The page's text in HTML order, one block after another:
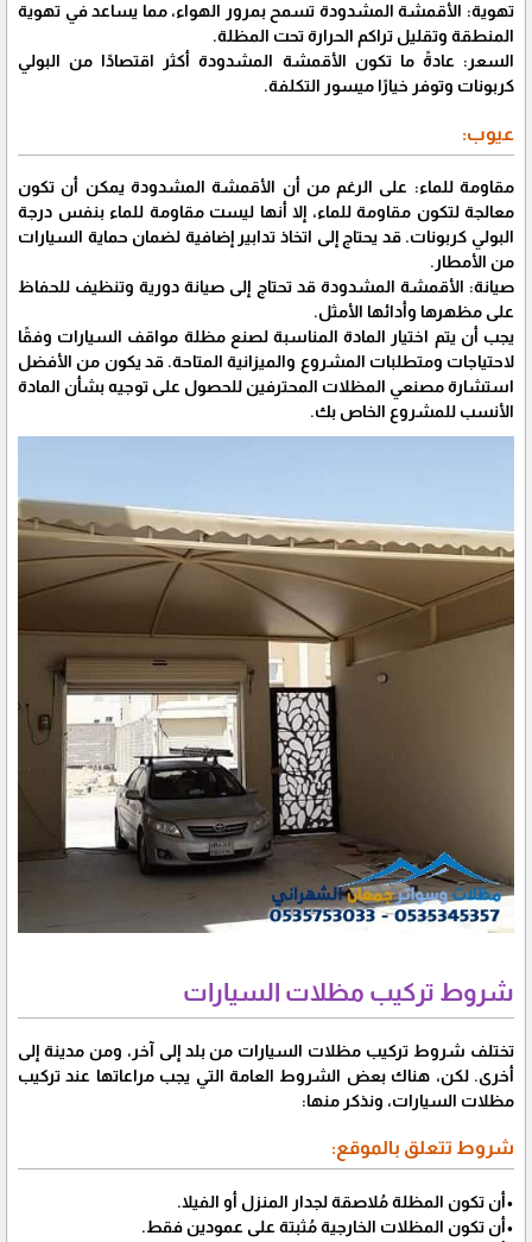
تهوية: الأقمشة المشدودة تسمح بمرور الهواء، مما يساعد في تهوية
المنطقة وتقليل تراكم الحرارة تحت المظلة.
السعر: عادةً ما تكون الأقمشة المشدودة أكثر اقتصادًا من البولي
كربونات وتوفر خيارًا ميسور التكلفة.
عيوب:
مقاومة للماء: على الرغم من أن الأقمشة المشدودة يمكن أن تكون
معالجة لتكون مقاومة للماء، إلا أنها ليست مقاومة للماء بنفس درجة
البولي كربونات. قد يحتاج إلى اتخاذ تدابير إضافية لضمان حماية السيارات
من الأمطار.
صيانة: الأقمشة المشدودة قد تحتاج إلى صيانة دورية وتنظيف للحفاظ
على مظهرها وأدائها الأمثل.
يجب أن يتم اختيار المادة المناسبة لصنع مظلة مواقف السيارات وفقًا
لاحتياجات ومتطلبات المشروع والميزانية المتاحة. قد يكون من الأفضل
استشارة مصنعي المظلات المحترفين للحصول على توجيه بشأن المادة
الأنسب للمشروع الخاص بك.
شروط تركيب مظلات السيارات
تختلف شروط تركيب مظلات السيارات من بلد إلى آخر، ومن مدينة إلى
أخرى. لكن، هناك بعض الشروط العامة التي يجب مراعاتها عند تركيب
مظلات السيارات، ونذكر منها:
شروط تتعلق بالموقع:
•أن تكون المظلة مُلاصقة لجدار المنزل أو الفيلا.
•أن تكون المظلات الخارجية مُثبتة على عمودين فقط.